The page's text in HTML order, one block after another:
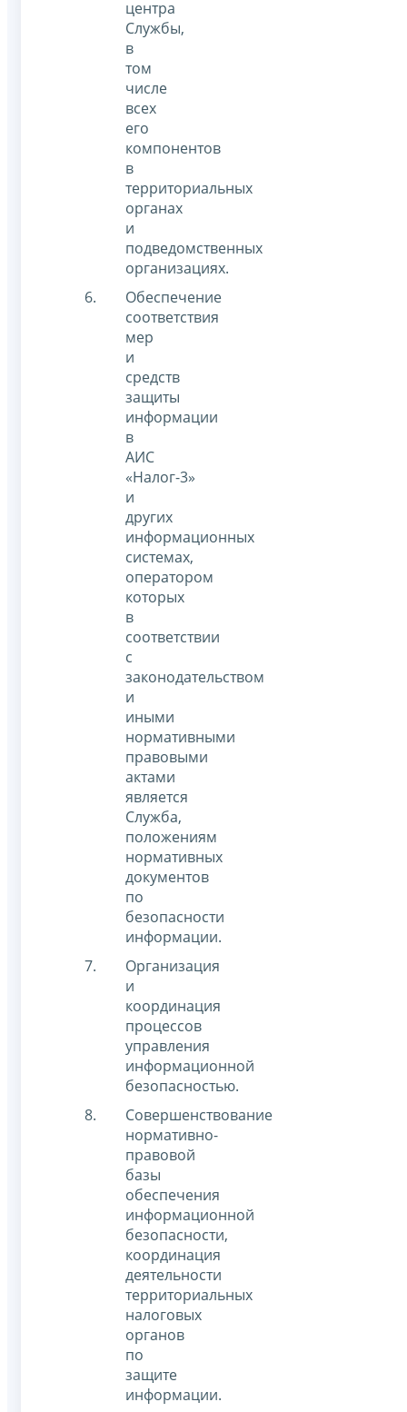
центра
Службы,
в
том
числе
всех
его
компонентов
в
территориальных
органах
и
подведомственных
организациях.
Обеспечение
соответствия
мер
и
средств
защиты
информации
в
АИС
«Налог-3»
и
других
информационных
системах,
оператором
которых
в
соответствии
с
законодательством
и
иными
нормативными
правовыми
актами
является
Служба,
положениям
нормативных
документов
по
безопасности
информации.
Организация
и
координация
процессов
управления
информационной
безопасностью.
Совершенствование
нормативно-
правовой
базы
обеспечения
информационной
безопасности,
координация
деятельности
территориальных
налоговых
органов
по
защите
информации.